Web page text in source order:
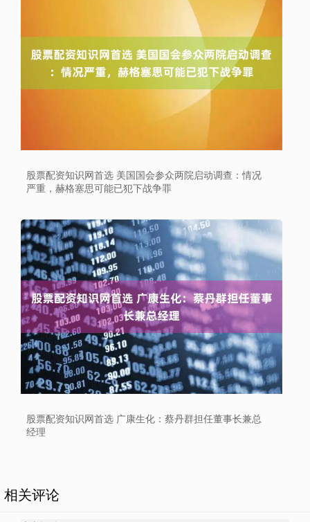
股票配资知识网首选 美国国会参众两院启动调查：情况
严重，赫格塞思可能已犯下战争罪
股票配资知识网首选 广康生化：蔡丹群担任董事长兼总
经理
相关评论